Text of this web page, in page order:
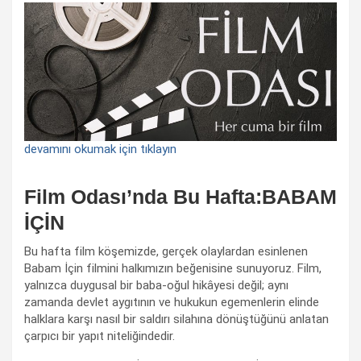
devamını okumak için tıklayın
Film Odası’nda Bu Hafta:BABAM
İÇİN
Bu hafta film köşemizde, gerçek olaylardan esinlenen
Babam İçin filmini halkımızın beğenisine sunuyoruz. Film,
yalnızca duygusal bir baba-oğul hikâyesi değil; aynı
zamanda devlet aygıtının ve hukukun egemenlerin elinde
halklara karşı nasıl bir saldırı silahına dönüştüğünü anlatan
çarpıcı bir yapıt niteliğindedir.